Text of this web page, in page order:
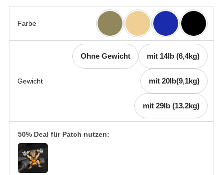
Farbe
Gewicht
Ohne Gewicht mit 14lb (6,4kg)
mit 20lb(9,1kg)
mit 29lb (13,2kg)
50% Deal für Patch nutzen: